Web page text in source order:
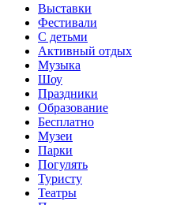
Выставки
Фестивали
С детьми
Активный отдых
Музыка
Шоу
Праздники
Образование
Бесплатно
Музеи
Парки
Погулять
Туристу
Театры